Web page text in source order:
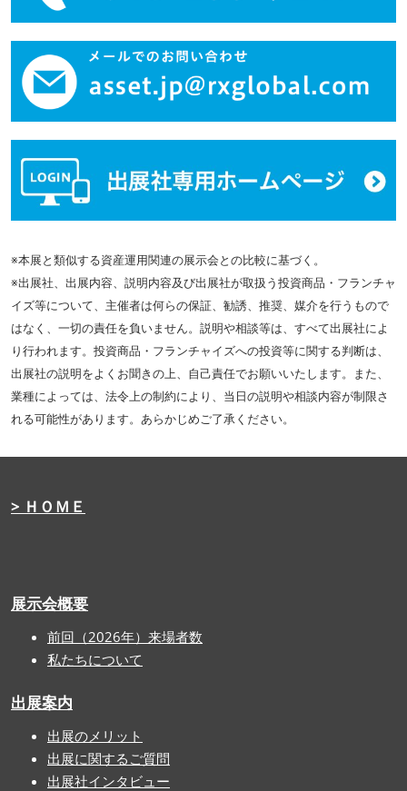
※本展と類似する資産運用関連の展示会との比較に基づく。
※出展社、出展内容、説明内容及び出展社が取扱う投資商品・フランチャ
イズ等について、主催者は何らの保証、勧誘、推奨、媒介を行うもので
はなく、一切の責任を負いません。説明や相談等は、すべて出展社によ
り行われます。投資商品・フランチャイズへの投資等に関する判断は、
出展社の説明をよくお聞きの上、自己責任でお願いいたします。また、
業種によっては、法令上の制約により、当日の説明や相談内容が制限さ
れる可能性があります。あらかじめご了承ください。
> ＨＯＭＥ
展示会概要
前回（2026年）来場者数
私たちについて
出展案内
出展のメリット
出展に関するご質問
出展社インタビュー